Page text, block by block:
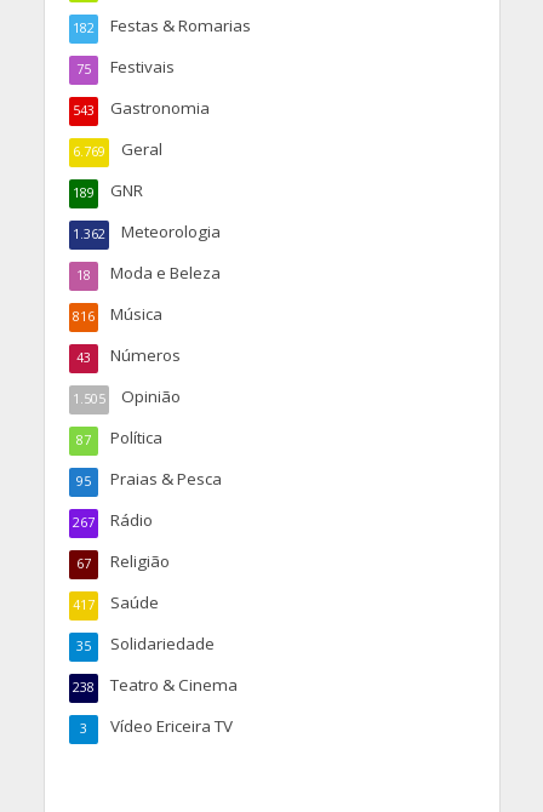
Festas & Romarias
182
Festivais
75
Gastronomia
543
Geral
6.769
GNR
189
Meteorologia
1.362
Moda e Beleza
18
Música
816
Números
43
Opinião
1.505
Política
87
Praias & Pesca
95
Rádio
267
Religião
67
Saúde
417
Solidariedade
35
Teatro & Cinema
238
Vídeo Ericeira TV
3